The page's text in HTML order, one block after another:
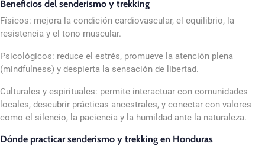
Beneficios del senderismo y trekking
Físicos: mejora la condición cardiovascular, el equilibrio, la
resistencia y el tono muscular.
Psicológicos: reduce el estrés, promueve la atención plena
(mindfulness) y despierta la sensación de libertad.
Culturales y espirituales: permite interactuar con comunidades
locales, descubrir prácticas ancestrales, y conectar con valores
como el silencio, la paciencia y la humildad ante la naturaleza.
Dónde practicar senderismo y trekking en Honduras